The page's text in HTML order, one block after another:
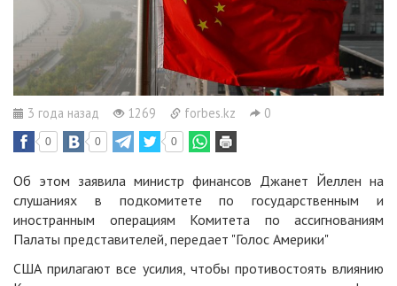
3 года назад 1269 forbes.kz 0
0 0 0
Об этом заявила министр финансов Джанет Йеллен на
слушаниях в подкомитете по государственным и
иностранным операциям Комитета по ассигнованиям
Палаты представителей, передает "Голос Америки"
США прилагают все усилия, чтобы противостоять влиянию